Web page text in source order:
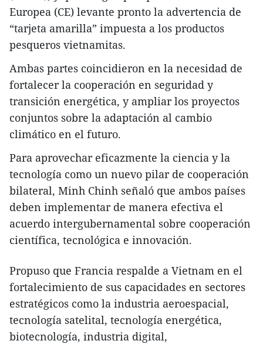
Europea (CE) levante pronto la advertencia de
“tarjeta amarilla” impuesta a los productos
pesqueros vietnamitas.
Ambas partes coincidieron en la necesidad de
fortalecer la cooperación en seguridad y
transición energética, y ampliar los proyectos
conjuntos sobre la adaptación al cambio
climático en el futuro.
Para aprovechar eficazmente la ciencia y la
tecnología como un nuevo pilar de cooperación
bilateral, Minh Chinh señaló que ambos países
deben implementar de manera efectiva el
acuerdo intergubernamental sobre cooperación
científica, tecnológica e innovación.
Propuso que Francia respalde a Vietnam en el
fortalecimiento de sus capacidades en sectores
estratégicos como la industria aeroespacial,
tecnología satelital, tecnología energética,
biotecnología, industria digital,